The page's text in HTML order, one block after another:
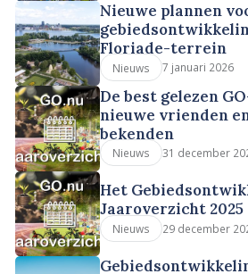
Nieuwe plannen
Floriade-terrein
Nieuws 7 januari 2026
De best gelezen
nieuwe vrienden
bekenden
Nieuws 31 december
Het
Jaaroverzicht 2025
Nieuws 29 december